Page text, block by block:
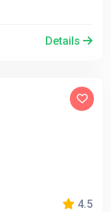
Details
4.5